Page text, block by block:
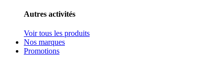
Autres activités
Voir tous les produits
Nos marques
Promotions